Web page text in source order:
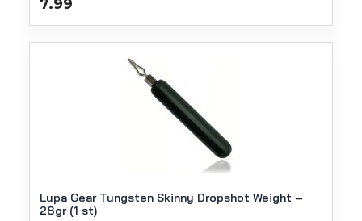
7.99
Lupa Gear Tungsten Skinny Dropshot Weight –
28gr (1 st)